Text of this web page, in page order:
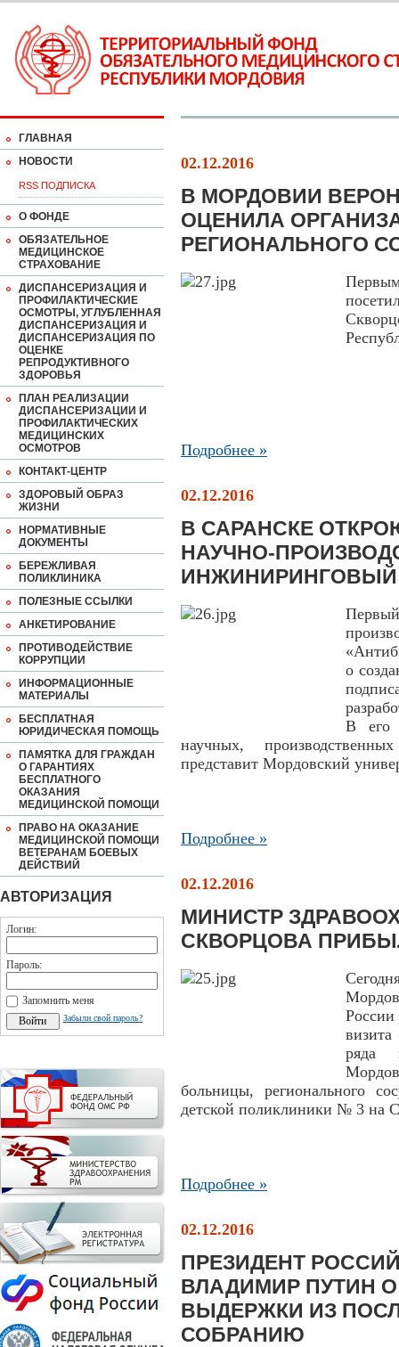
ГЛАВНАЯ
НОВОСТИ
RSS ПОДПИСКА
О ФОНДЕ
ОБЯЗАТЕЛЬНОЕ
МЕДИЦИНСКОЕ
СТРАХОВАНИЕ
ДИСПАНСЕРИЗАЦИЯ И
ПРОФИЛАКТИЧЕСКИЕ
ОСМОТРЫ, УГЛУБЛЕННАЯ
ДИСПАНСЕРИЗАЦИЯ И
ДИСПАНСЕРИЗАЦИЯ ПО
ОЦЕНКЕ
РЕПРОДУКТИВНОГО
ЗДОРОВЬЯ
ПЛАН РЕАЛИЗАЦИИ
ДИСПАНСЕРИЗАЦИИ И
ПРОФИЛАКТИЧЕСКИХ
МЕДИЦИНСКИХ
ОСМОТРОВ
КОНТАКТ-ЦЕНТР
ЗДОРОВЫЙ ОБРАЗ
ЖИЗНИ
НОРМАТИВНЫЕ
ДОКУМЕНТЫ
БЕРЕЖЛИВАЯ
ПОЛИКЛИНИКА
ПОЛЕЗНЫЕ ССЫЛКИ
АНКЕТИРОВАНИЕ
ПРОТИВОДЕЙСТВИЕ
КОРРУПЦИИ
ИНФОРМАЦИОННЫЕ
МАТЕРИАЛЫ
БЕСПЛАТНАЯ
ЮРИДИЧЕСКАЯ ПОМОЩЬ
ПАМЯТКА ДЛЯ ГРАЖДАН
О ГАРАНТИЯХ
БЕСПЛАТНОГО
ОКАЗАНИЯ
МЕДИЦИНСКОЙ ПОМОЩИ
ПРАВО НА ОКАЗАНИЕ
МЕДИЦИНСКОЙ ПОМОЩИ
ВЕТЕРАНАМ БОЕВЫХ
ДЕЙСТВИЙ
АВТОРИЗАЦИЯ
Логин:
Пароль:
Запомнить меня
Забыли свой пароль?
02.12.2016
В МОРДОВИИ
ОЦЕНИЛА
РЕГИОНАЛЬНОГО
Подробнее »
02.12.2016
В САРАНСКЕ
НАУЧНО-
ИНЖИНИРИНГОВЫЙ
о
В его
научных,
представит Мордовский
Подробнее »
02.12.2016
МИНИСТР
СКВОРЦОВА
ряда
больницы, регионального
детской поликлиники № 3 на
Подробнее »
02.12.2016
ПРЕЗИДЕНТ
ВЛАДИМИР ПУТИН
ВЫДЕРЖКИ ИЗ
СОБРАНИЮ